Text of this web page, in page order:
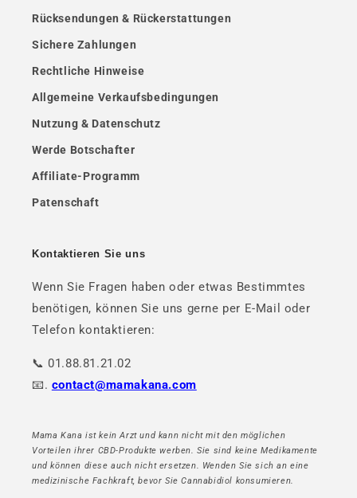
Rücksendungen & Rückerstattungen
Sichere Zahlungen
Rechtliche Hinweise
Allgemeine Verkaufsbedingungen
Nutzung & Datenschutz
Werde Botschafter
Affiliate-Programm
Patenschaft
Kontaktieren Sie uns
Wenn Sie Fragen haben oder etwas Bestimmtes
benötigen, können Sie uns gerne per E-Mail oder
Telefon kontaktieren:
📞 01.88.81.21.02
📧. contact@mamakana.com
Mama Kana ist kein Arzt und kann nicht mit den möglichen
Vorteilen ihrer CBD-Produkte werben. Sie sind keine Medikamente
und können diese auch nicht ersetzen. Wenden Sie sich an eine
medizinische Fachkraft, bevor Sie Cannabidiol konsumieren.